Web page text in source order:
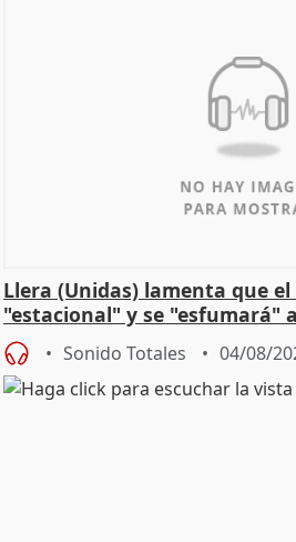
Llera (Unidas) lamenta que el
"estacional" y se "esfumará"
Sonido Totales 04/08/